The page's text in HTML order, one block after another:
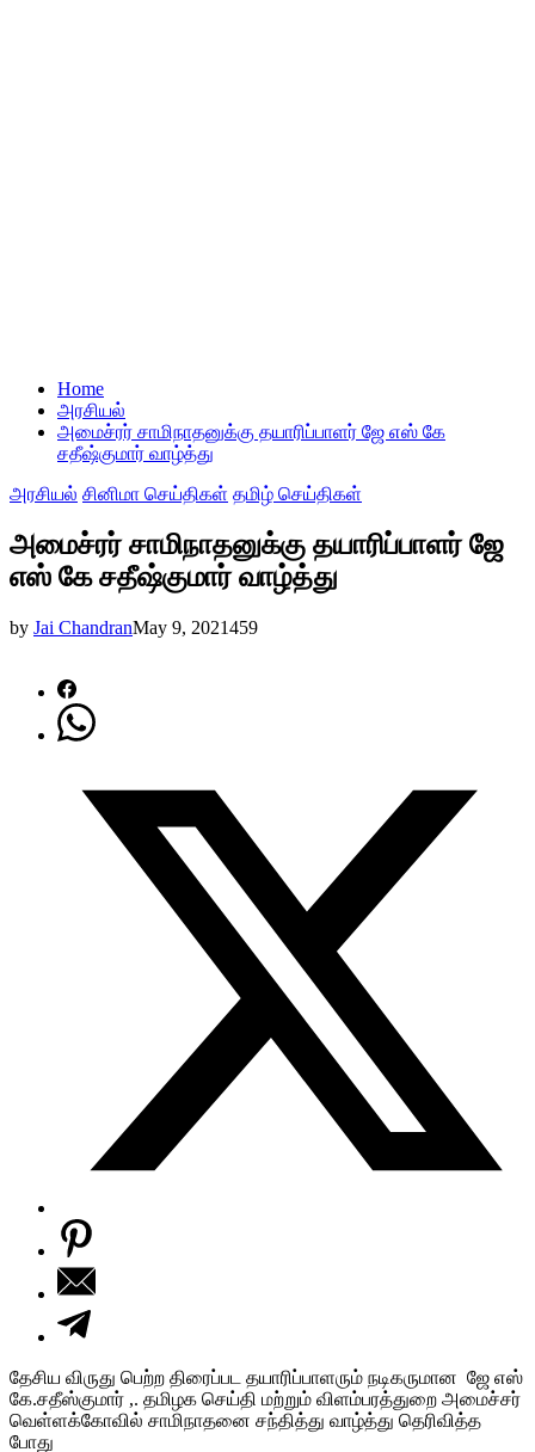
Home
அரசியல்
அமைச்ரர் சாமிநாதனுக்கு தயாரிப்பாளர் ஜே எஸ் கே
சதீஷ்குமார் வாழ்த்து
அரசியல் சினிமா செய்திகள் தமிழ் செய்திகள்
அமைச்ரர் சாமிநாதனுக்கு தயாரிப்பாளர் ஜே
எஸ் கே சதீஷ்குமார் வாழ்த்து
by Jai ChandranMay 9, 2021459
தேசிய விருது பெற்ற திரைப்பட தயாரிப்பாளரும் நடிகருமான ஜே எஸ்
கே.சதீஸ்குமார் ,. தமிழக செய்தி மற்றும் விளம்பரத்துறை அமைச்சர்
வெள்ளக்கோவில் சாமிநாதனை சந்தித்து வாழ்த்து தெரிவித்த
போது